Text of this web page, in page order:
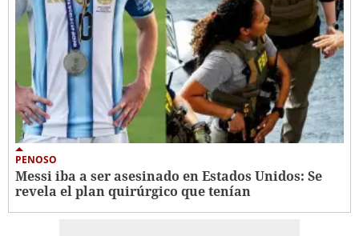
PENOSO
Messi iba a ser asesinado en Estados Unidos: Se
revela el plan quirúrgico que tenían